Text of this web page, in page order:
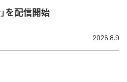
を配信開始
2026.8.9